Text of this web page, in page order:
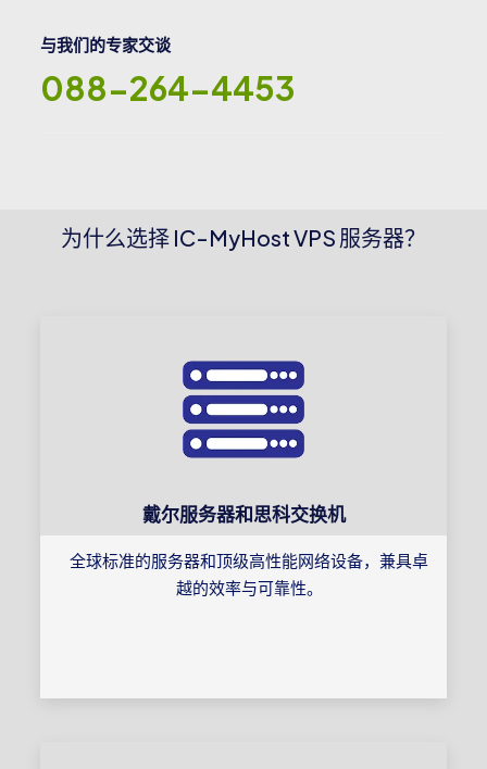
与我们的专家交谈
088-264-4453
为什么选择 IC-MyHost VPS 服务器？
戴尔服务器和思科交换机
全球标准的服务器和顶级高性能网络设备，兼具卓
越的效率与可靠性。